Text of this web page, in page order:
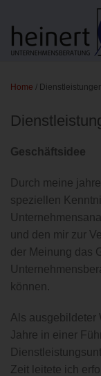
Home /
Geschäftsidee
Durch meine
speziellen
und den mir zur
der Meinung das
können.
Als ausgebildeter
Jahre in einer
Zeit leitete ich